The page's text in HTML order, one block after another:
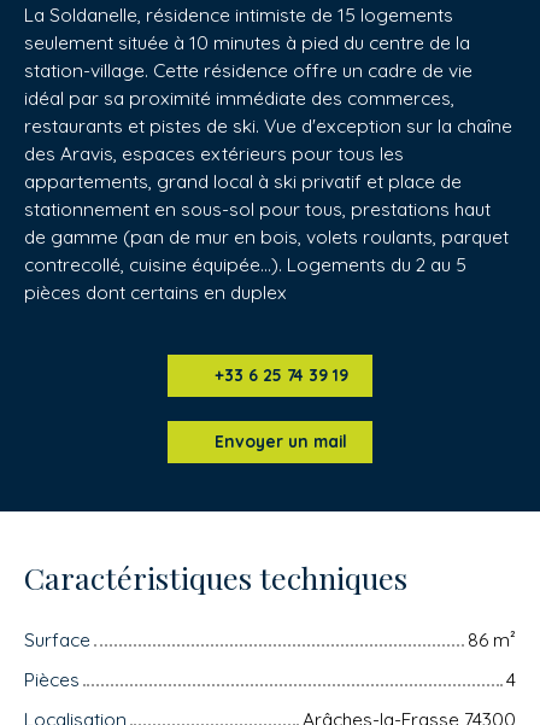
La Soldanelle, résidence intimiste de 15 logements
seulement située à 10 minutes à pied du centre de la
station-village. Cette résidence offre un cadre de vie
idéal par sa proximité immédiate des commerces,
restaurants et pistes de ski. Vue d'exception sur la chaîne
des Aravis, espaces extérieurs pour tous les
appartements, grand local à ski privatif et place de
stationnement en sous-sol pour tous, prestations haut
de gamme (pan de mur en bois, volets roulants, parquet
contrecollé, cuisine équipée...). Logements du 2 au 5
pièces dont certains en duplex
+33 6 25 74 39 19
Envoyer un mail
Caractéristiques techniques
Surface 86 m²
Pièces
4
Localisation
Arâches-la-Frasse 74300